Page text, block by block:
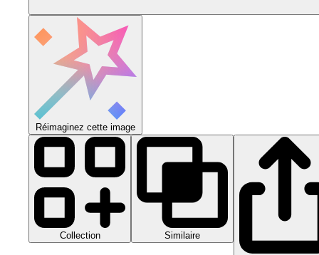
Réimaginez cette image
Collection Similaire